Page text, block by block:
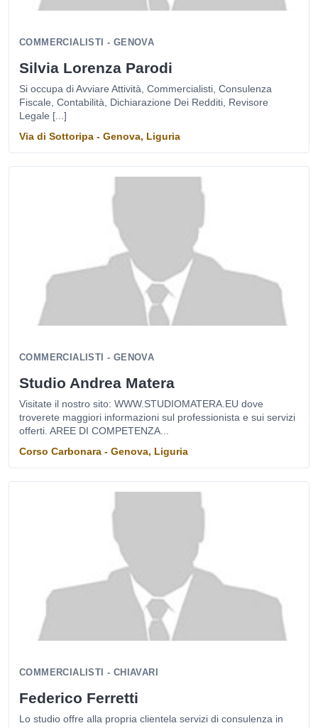
COMMERCIALISTI - GENOVA
Silvia Lorenza Parodi
Si occupa di Avviare Attività, Commercialisti, Consulenza
Fiscale, Contabilità, Dichiarazione Dei Redditi, Revisore
Legale [...]
Via di Sottoripa - Genova, Liguria
COMMERCIALISTI - GENOVA
Studio Andrea Matera
Visitate il nostro sito: WWW.STUDIOMATERA.EU dove
troverete maggiori informazioni sul professionista e sui servizi
offerti. AREE DI COMPETENZA...
Corso Carbonara - Genova, Liguria
COMMERCIALISTI - CHIAVARI
Federico Ferretti
Lo studio offre alla propria clientela servizi di consulenza in